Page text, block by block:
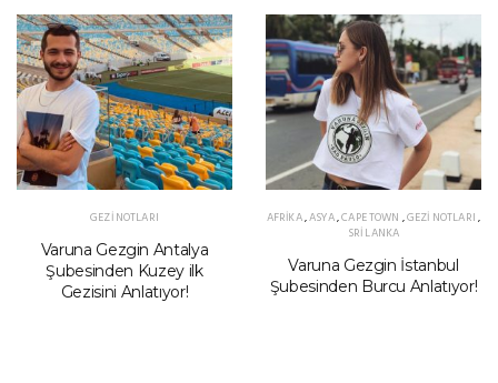
GEZI NOTLARI
Varuna Gezgin Antalya
Şubesinden Kuzey ilk
Gezisini Anlatıyor!
AFRIKA,ASYA,CAPE TOWN ,GEZI NOTLARI,
SRI LANKA
Varuna Gezgin İstanbul
Şubesinden Burcu Anlatıyor!